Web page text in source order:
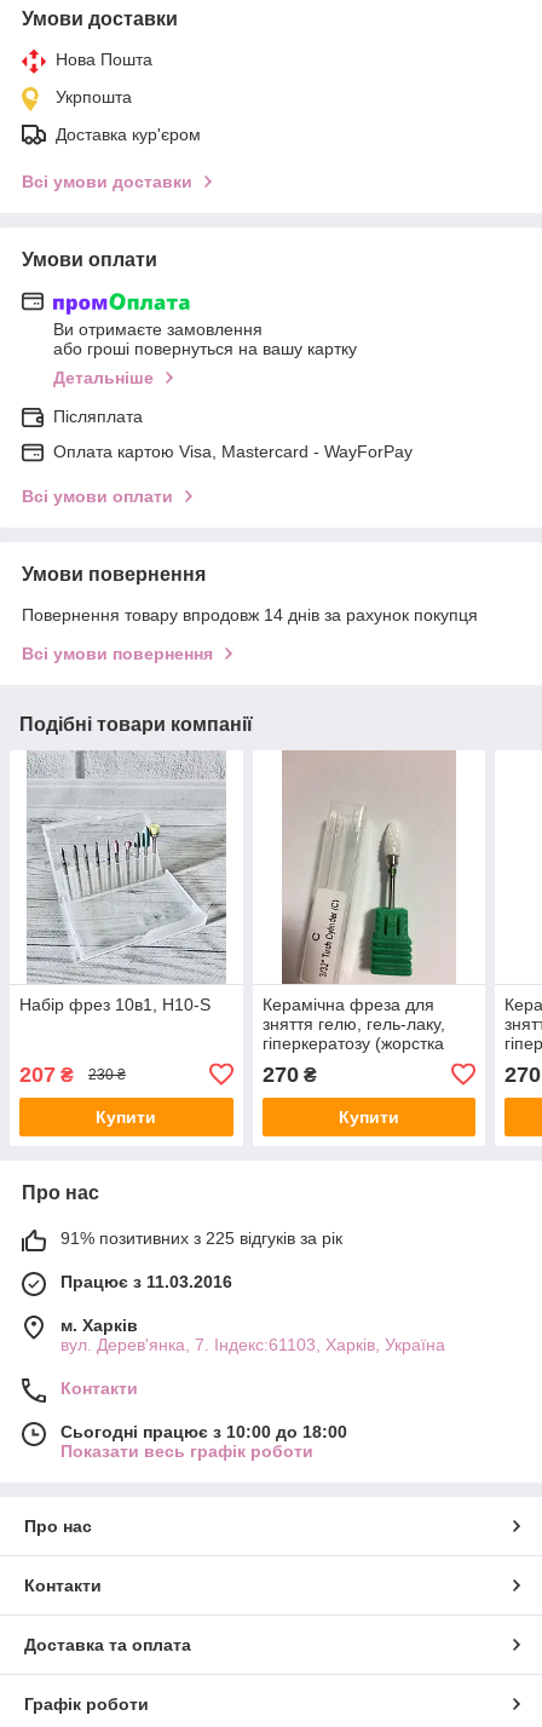
Умови доставки
Нова Пошта
Укрпошта
Доставка кур'єром
Всі умови доставки
Умови оплати
Ви отримаєте замовлення
або гроші повернуться на вашу картку
Детальніше
Післяплата
Оплата картою Visa, Mastercard - WayForPay
Всі умови оплати
Умови повернення
Повернення товару впродовж 14 днів за рахунок покупця
Всі умови повернення
Подібні товари компанії
Набір фрез 10в1, H10-S
207 ₴ 230 ₴
Купити
Керамічна фреза для
зняття гелю, гель-лаку,
гіперкератозу (жорстка
270₴
Купити
270
Про нас
91% позитивних з 225 відгуків за рік
Працює з 11.03.2016
м. Харків
вул. Дерев'янка, 7. Індекс:61103, Харків, Україна
Контакти
Сьогодні працює з 10:00 до 18:00
Показати весь графік роботи
Про нас
Контакти
Доставка та оплата
Графік роботи